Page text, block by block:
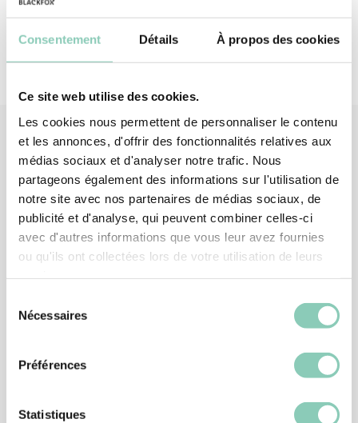
Consentement Détails À propos des cookies
Ce site web utilise des cookies.
Les cookies nous permettent de personnaliser le contenu
et les annonces, d'offrir des fonctionnalités relatives aux
médias sociaux et d'analyser notre trafic. Nous
partageons également des informations sur l'utilisation de
notre site avec nos partenaires de médias sociaux, de
publicité et d'analyse, qui peuvent combiner celles-ci
avec d'autres informations que vous leur avez fournies
ou qu'ils ont collectées lors de votre utilisation de leurs
Nécessaires
Préférences
Statistiques
Produits associés